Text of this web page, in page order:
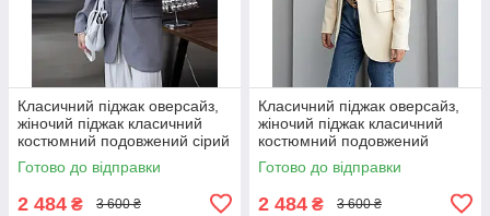
Класичний піджак оверсайз,
жіночий піджак класичний
костюмний подовжений сірий
40–50 розміри
Готово до відправки
2 484 ₴ 3 600 ₴
Класичний піджак оверсайз,
жіночий піджак класичний
костюмний подовжений
молочний 40–50 розміри
Готово до відправки
2 484 ₴ 3 600 ₴